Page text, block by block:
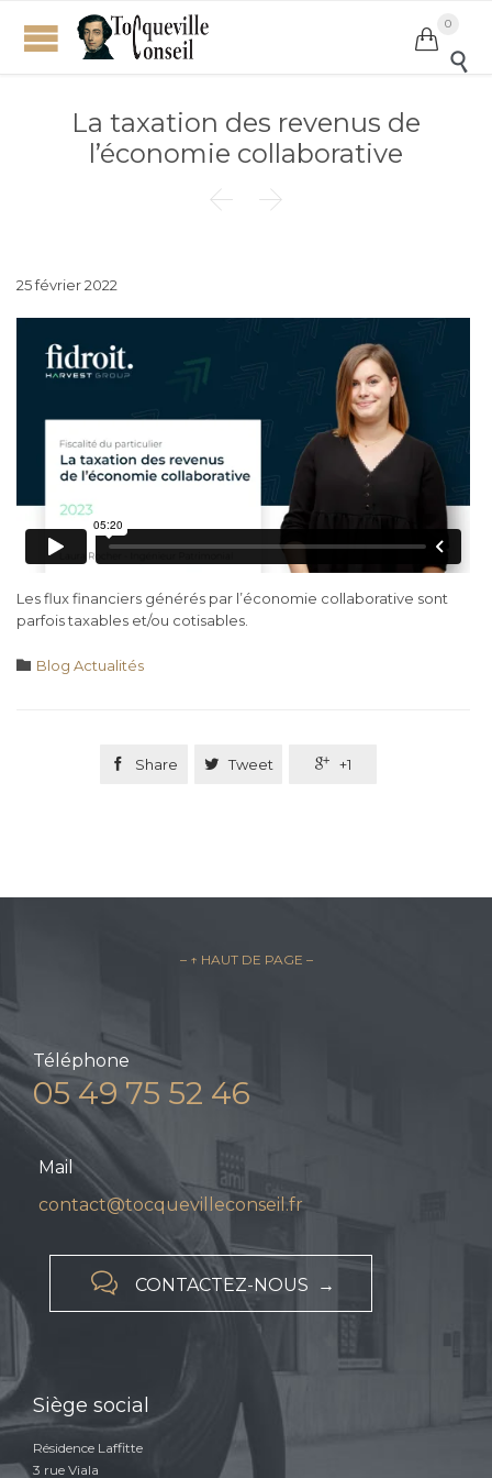

0

La taxation des revenus de
l’économie collaborative
 
25 février 2022
Les flux financiers générés par l’économie collaborative sont
parfois taxables et/ou cotisables.
 Category
Blog Actualités
 Share  Tweet  +1
– ↑ HAUT DE PAGE –
Téléphone
05 49 75 52 46
Mail
contact@tocquevilleconseil.fr
 CONTACTEZ-NOUS →
Siège social
Résidence Laffitte
3 rue Viala